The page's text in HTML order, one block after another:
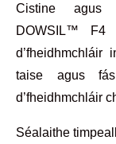
Cistine agus
DOWSIL™ F4
d’fheidhmchláir
taise agus
d’fheidhmchláir
Séalaithe